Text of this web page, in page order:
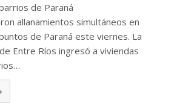
de Paraná
allanamientos simultáneos en
de Paraná este viernes. La
Entre Ríos ingresó a viviendas